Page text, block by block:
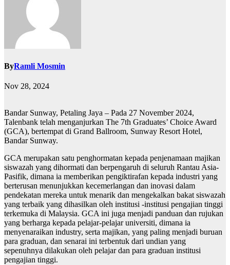
ByRamli Mosmin
Nov 28, 2024
Bandar Sunway, Petaling Jaya – Pada 27 November 2024,
Talenbank telah menganjurkan The 7th Graduates’ Choice Award
(GCA), bertempat di Grand Ballroom, Sunway Resort Hotel,
Bandar Sunway.
GCA merupakan satu penghormatan kepada penjenamaan majikan
siswazah yang dihormati dan berpengaruh di seluruh Rantau Asia-
Pasifik, dimana ia memberikan pengiktirafan kepada industri yang
berterusan menunjukkan kecemerlangan dan inovasi dalam
pendekatan mereka untuk menarik dan mengekalkan bakat siswazah
yang terbaik yang dihasilkan oleh institusi -institusi pengajian tinggi
terkemuka di Malaysia. GCA ini juga menjadi panduan dan rujukan
yang berharga kepada pelajar-pelajar universiti, dimana ia
menyenaraikan industry, serta majikan, yang paling menjadi buruan
para graduan, dan senarai ini terbentuk dari undian yang
sepenuhnya dilakukan oleh pelajar dan para graduan institusi
pengajian tinggi.